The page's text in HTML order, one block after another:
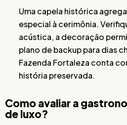
Uma capela histórica
especial à cerimônia.
acústica, a decoração
plano de backup para dias
Fazenda Fortaleza conta
história preservada.
Como avaliar a
de luxo?